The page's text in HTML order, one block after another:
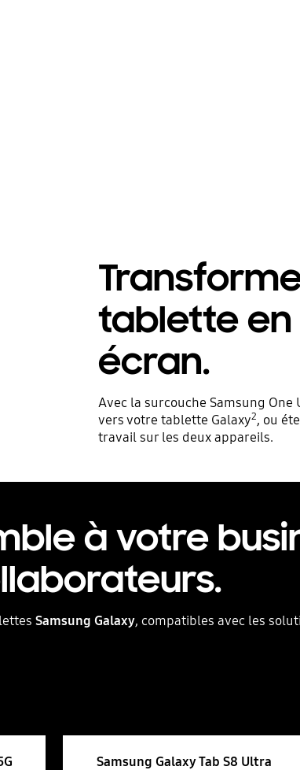
tablette
écran.
Avec la surcouche Samsung
vers votre tablette Galaxy2, ou
travail sur les deux appareils.
à votre
Samsung Galaxy, compatibles avec les
Samsung Galaxy Tab S8 Ultra